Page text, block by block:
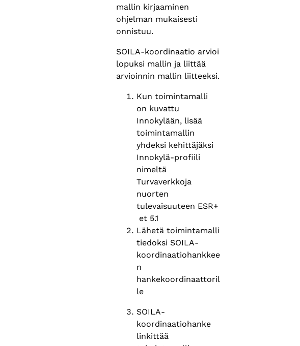
mallin kirjaaminen
ohjelman mukaisesti
onnistuu.
SOILA-koordinaatio arvioi
lopuksi mallin ja liittää
arvioinnin mallin liitteeksi.
Kun toimintamalli
on kuvattu
Innokylään, lisää
toimintamallin
yhdeksi kehittäjäksi
Innokylä-profiili
nimeltä
Turvaverkkoja
nuorten
tulevaisuuteen ESR+
et 5.1
Lähetä toimintamalli
tiedoksi SOILA-
koordinaatiohankkee
n
hankekoordinaattoril
le
SOILA-
koordinaatiohanke
linkittää